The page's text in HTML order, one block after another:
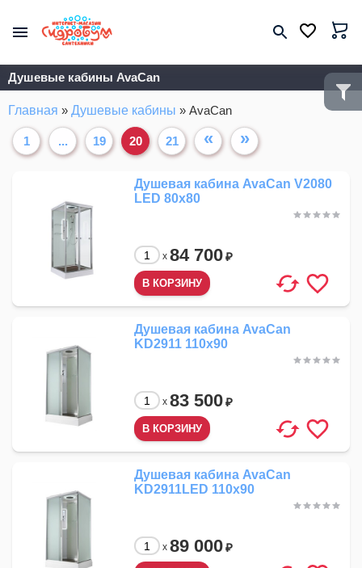
Душевые кабины AvaCan
Главная » Душевые кабины » AvaCan
1 ... 19 20 21 « »
Душевая кабина AvaCan V2080
LED 80x80
x 84 700₽
Душевая кабина AvaCan
KD2911 110x90
x 83 500₽
Душевая кабина AvaCan
KD2911LED 110x90
x 89 000₽